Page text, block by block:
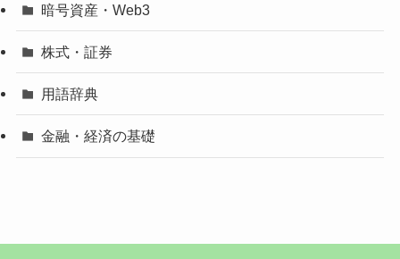
暗号資産・Web3
株式・証券
用語辞典
金融・経済の基礎